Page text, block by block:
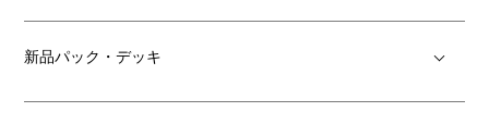
新品パック・デッキ